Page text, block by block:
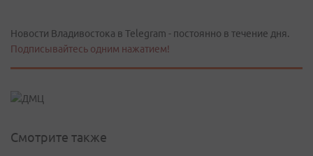
Новости Владивостока в Telegram - постоянно в течение дня.
Подписывайтесь одним нажатием!
Смотрите также